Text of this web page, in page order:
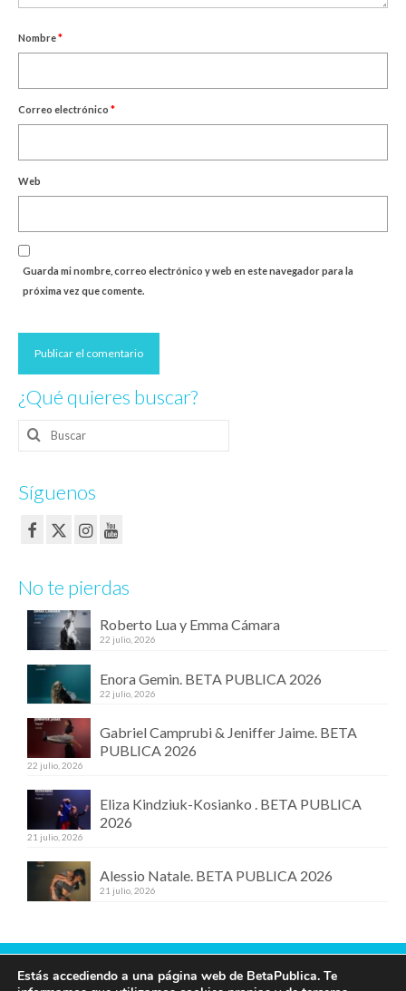
Nombre*
Correo electrónico *
Web
Guarda mi nombre, correo electrónico y web en este navegador para la
próxima vez que comente.
¿Qué quieres buscar?
Buscar
por:
Síguenos
No te pierdas
Roberto Lua y Emma Cámara
22 julio, 2026
Enora Gemin. BETA PUBLICA 2026
22 julio, 2026
Gabriel Camprubi & Jeniffer Jaime. BETA
PUBLICA 2026
22 julio, 2026
Eliza Kindziuk-Kosianko . BETA PUBLICA
2026
21 julio, 2026
Alessio Natale. BETA PUBLICA 2026
21 julio, 2026
Contacta con nosotros
Estás accediendo a una página web de BetaPublica. Te